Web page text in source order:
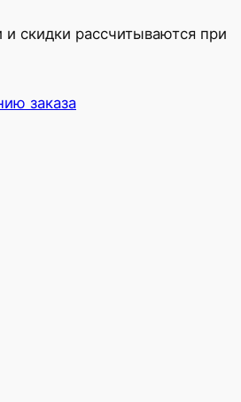
и скидки рассчитываются при
заказа